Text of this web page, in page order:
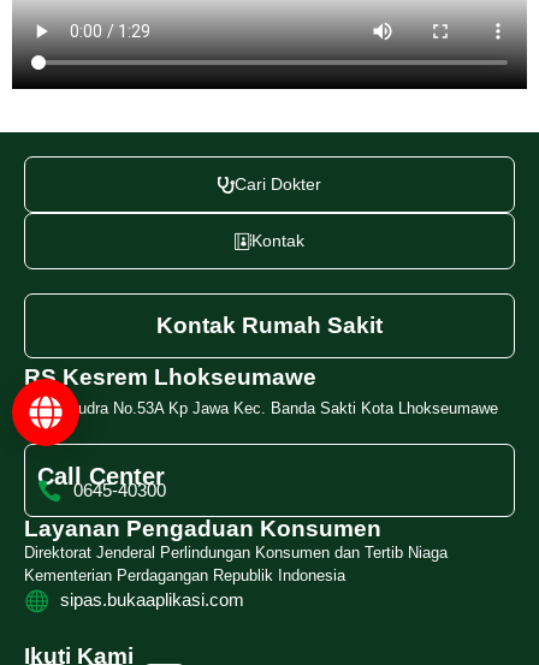
Cari Dokter
Kontak
Kontak Rumah Sakit
RS Kesrem Lhokseumawe
Jl. Samudra No.53A Kp Jawa Kec. Banda Sakti Kota Lhokseumawe
Call Center
0645-40300
Layanan Pengaduan Konsumen
Direktorat Jenderal Perlindungan Konsumen dan Tertib Niaga
Kementerian Perdagangan Republik Indonesia
sipas.bukaaplikasi.com
Ikuti Kami